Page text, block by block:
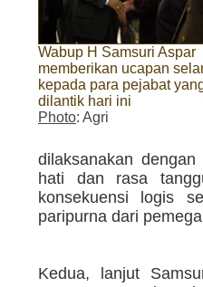
Wabup H Samsuri Aspar
memberikan ucapan
kepada para pejabat
dilantik hari ini
Photo: Agri
dilaksanakan
hati dan rasa
konsekuensi logis
paripurna dari
Kedua, lanjut